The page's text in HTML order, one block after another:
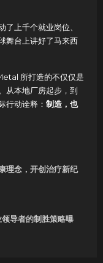
上千个就业岗位、
舞台上讲好了马来西
所打造的不仅仅是
从本地厂房起步，到
行动诠释： 制造，也
理念，开创治疗新纪
导者的制胜策略曝